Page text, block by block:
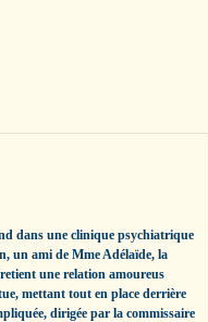
dans une clinique psychiatrique
un ami de Mme Adélaïde, la
une relation amoureus
mettant tout en place derrière
dirigée par la commissaire